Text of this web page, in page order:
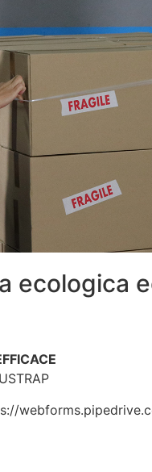
ecologica